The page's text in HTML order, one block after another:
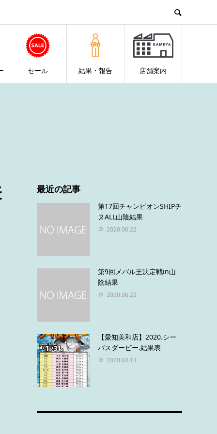
セール 結果・報告 店舗案内
最近の記事
第17回チャンピオンSHIPチ
ヌALL山陰結果
2020.06.22
第9回メバル王決定戦in山
陰結果
2020.06.22
【愛知美和店】2020.シー
バスダービー.結果表
2020.04.13